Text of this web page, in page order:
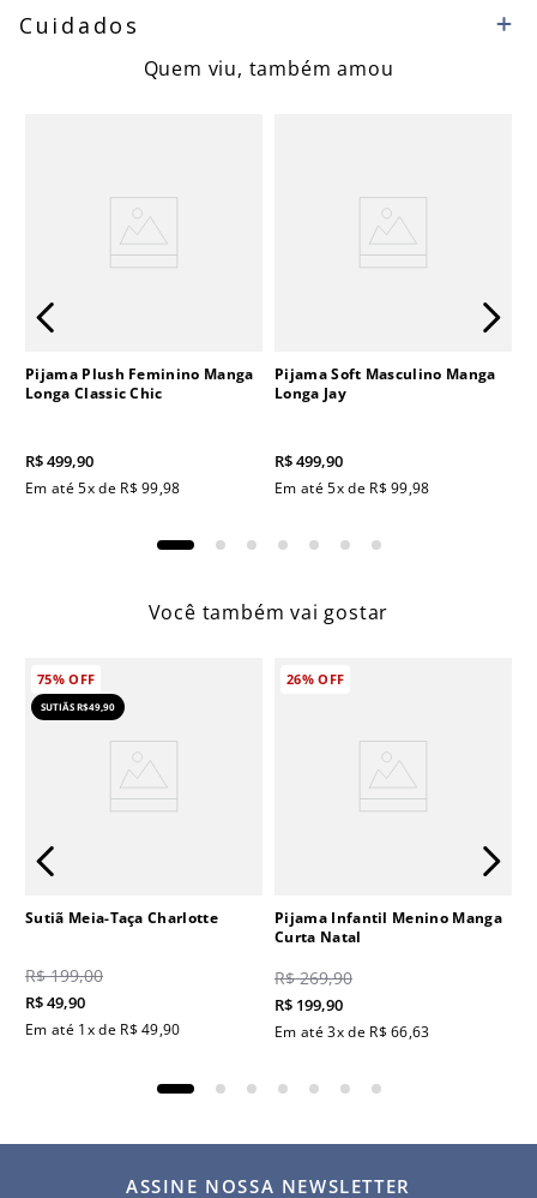
Cuidados
Quem viu, também amou
Pijama Plush Feminino Manga
Longa Classic Chic
R$499,90
Em até5x de R$ 99,98
Pijama Soft Masculino Manga
Longa Jay
R$499,90
Em até5x de R$ 99,98
Você também vai gostar
75%OFF
SUTIÃS R$49,90
Sutiã Meia-Taça Charlotte
R$ 199,00
R$49,90
Em até 1x de R$ 49,90
26%OFF
Pijama Infantil Menino Manga
Curta Natal
R$ 269,90
R$ 199,90
Em até3x de R$ 66,63
ASSINE NOSSA NEWSLETTER